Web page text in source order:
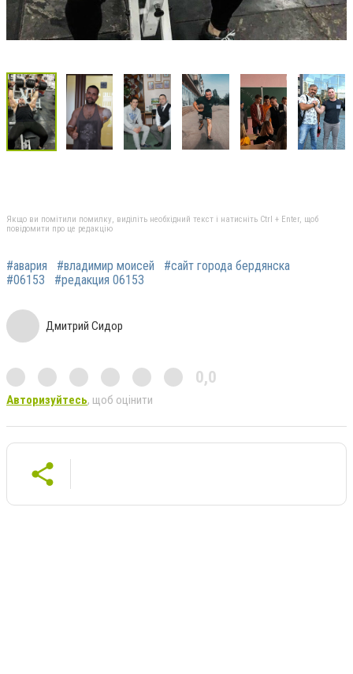
Якщо ви помітили помилку, виділіть необхідний текст і натисніть Ctrl + Enter, щоб
повідомити про це редакцію
#авария #владимир моисей
#сайт города бердянска
#06153
#редакция 06153
Дмитрий Сидор
0,0
Авторизуйтесь, щоб оцінити